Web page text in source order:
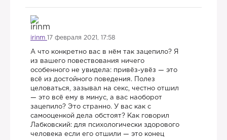
irinm 17 февраля 2021, 17:58
А что конкретно вас в нём так зацепило? Я
из вашего повествования ничего
особенного не увидела: привёз-увёз — это
всё из достойного поведения. Полез
целоваться, зазывал на секс, честно отшил
— это всё ему в минус, а вас наоборот
зацепило? Это странно. У вас как с
самооценкой дела обстоят? Как говорил
Лабковский: для психологически здорового
человека если его отшили — это конец